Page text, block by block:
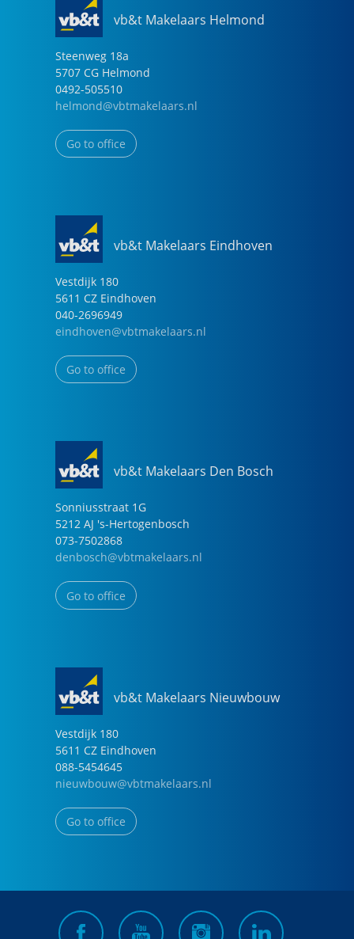
vb&t Makelaars Helmond
Steenweg 18a
5707 CG Helmond
0492-505510
helmond@vbtmakelaars.nl
Go to office
vb&t Makelaars Eindhoven
Vestdijk 180
5611 CZ Eindhoven
040-2696949
eindhoven@vbtmakelaars.nl
Go to office
vb&t Makelaars Den Bosch
Sonniusstraat 1G
5212 AJ 's-Hertogenbosch
073-7502868
denbosch@vbtmakelaars.nl
Go to office
vb&t Makelaars Nieuwbouw
Vestdijk 180
5611 CZ Eindhoven
088-5454645
nieuwbouw@vbtmakelaars.nl
Go to office